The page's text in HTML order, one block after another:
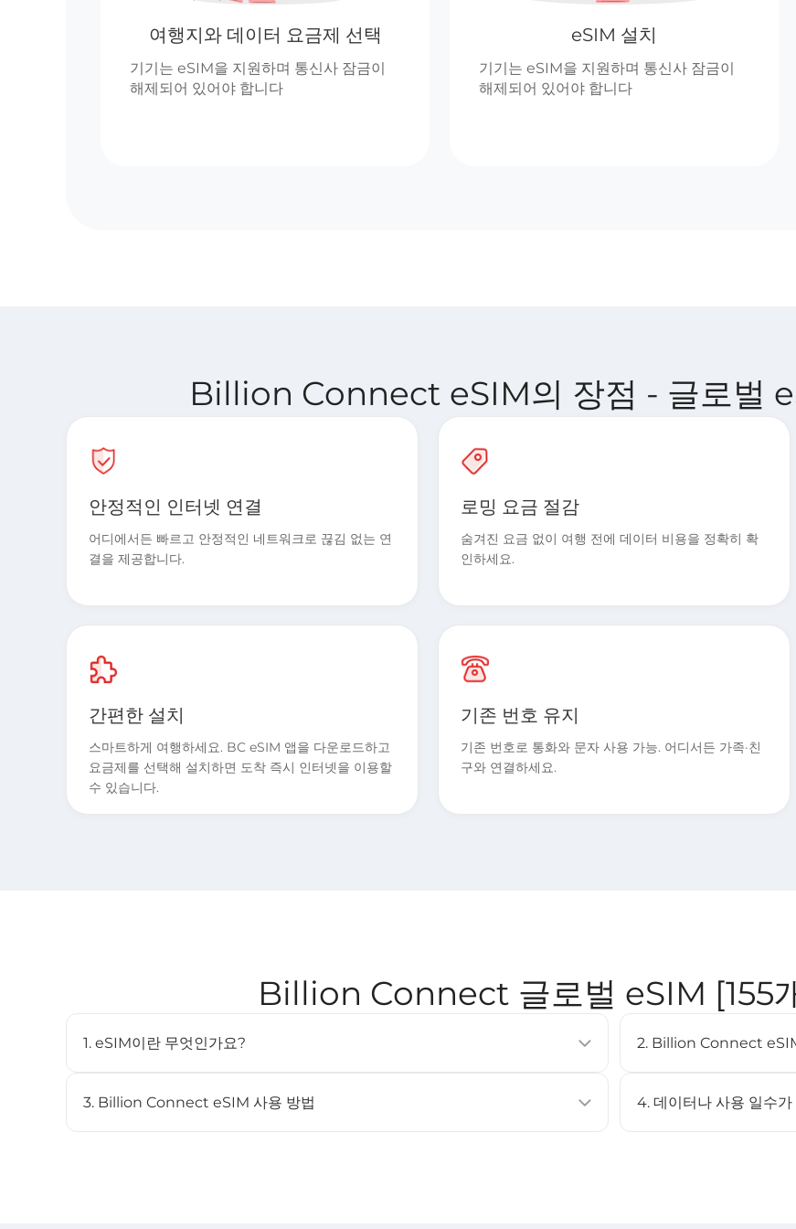
여행지와 데이터 요금제 선택
기기는 eSIM을 지원하며 통신사 잠금이
해제되어 있어야 합니다
eSIM 설치
기기는 eSIM을 지원하며 통신사 잠금이
해제되어 있어야 합니다
Billion Connect eSIM의 장점 - 글로벌
안정적인 인터넷 연결
어디에서든 빠르고 안정적인 네트워크로 끊김 없는 연
결을 제공합니다.
로밍 요금 절감
숨겨진 요금 없이 여행 전에 데이터 비용을 정확히 확
인하세요.
간편한 설치
스마트하게 여행하세요. BC eSIM 앱을 다운로드하고
요금제를 선택해 설치하면 도착 즉시 인터넷을 이용할
수 있습니다.
기존 번호 유지
기존 번호로 통화와 문자 사용 가능. 어디서든 가족·친
구와 연결하세요.
Billion Connect 글로벌 eSIM [155
1. eSIM이란 무엇인가요?
디지털 SIM입니다. 호환되는 기기에 내장되어 있으며 여러 프로필을 저장할 수 있습니다.
3. Billion Connect eSIM 사용 방법
2. Billion Connect
XS 이상, Google Pixel 3
페이지를 확인하세요.
4. 데이터나 사용 일수